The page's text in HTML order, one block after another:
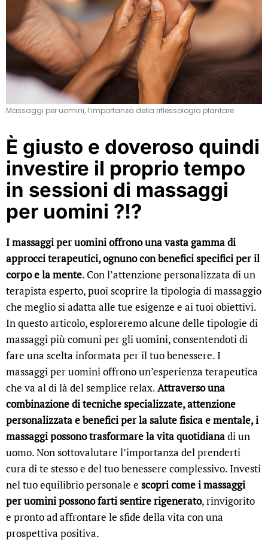
Massaggi per uomini, l’importanza della riflessologia plantare
È giusto e doveroso quindi
investire il proprio tempo
in sessioni di massaggi
per uomini ?!?
I massaggi per uomini offrono una vasta gamma di
approcci terapeutici, ognuno con benefici specifici per il
corpo e la mente. Con l’attenzione personalizzata di un
terapista esperto, puoi scoprire la tipologia di massaggio
che meglio si adatta alle tue esigenze e ai tuoi obiettivi.
In questo articolo, esploreremo alcune delle tipologie di
massaggi più comuni per gli uomini, consentendoti di
fare una scelta informata per il tuo benessere. I
massaggi per uomini offrono un’esperienza terapeutica
che va al di là del semplice relax.Attraverso una
combinazione di tecniche specializzate, attenzione
personalizzata e benefici per la salute fisica e mentale, i
massaggi possono trasformare la vita quotidianadi un
uomo. Non sottovalutare l’importanza del prenderti
cura di te stesso e del tuo benessere complessivo. Investi
nel tuo equilibrio personale e scopri come i massaggi
per uomini possono farti sentire rigenerato, rinvigorito
e pronto ad affrontare le sfide della vita con una
prospettiva positiva.